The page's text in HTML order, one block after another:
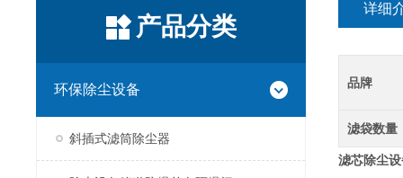
产品分类
环保除尘设备
斜插式滤筒除尘器
详细
品牌
滤袋数量
滤芯除尘